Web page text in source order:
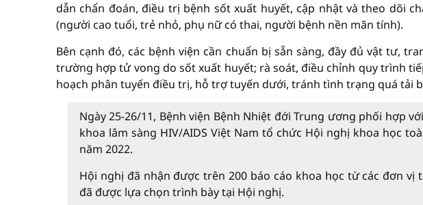
dẫn chẩn đoán, điều trị bệnh sốt xuất huyết, cập nhật và theo dõi
(người cao tuổi, trẻ nhỏ, phụ nữ có thai, người bệnh nền mãn tính).
Bên cạnh đó, các bệnh viện cần chuẩn bị sẵn sàng, đầy đủ vật tư,
trường hợp tử vong do sốt xuất huyết; rà soát, điều chỉnh quy trình
hoạch phân tuyến điều trị, hỗ trợ tuyến dưới, tránh tình trạng quá tải
Ngày 25-26/11, Bệnh viện Bệnh Nhiệt đới Trung ương phối hợp
khoa lâm sàng HIV/AIDS Việt Nam tổ chức Hội nghị khoa học
năm 2022.
Hội nghị đã nhận được trên 200 báo cáo khoa học từ các đơn vị
đã được lựa chọn trình bày tại Hội nghị.